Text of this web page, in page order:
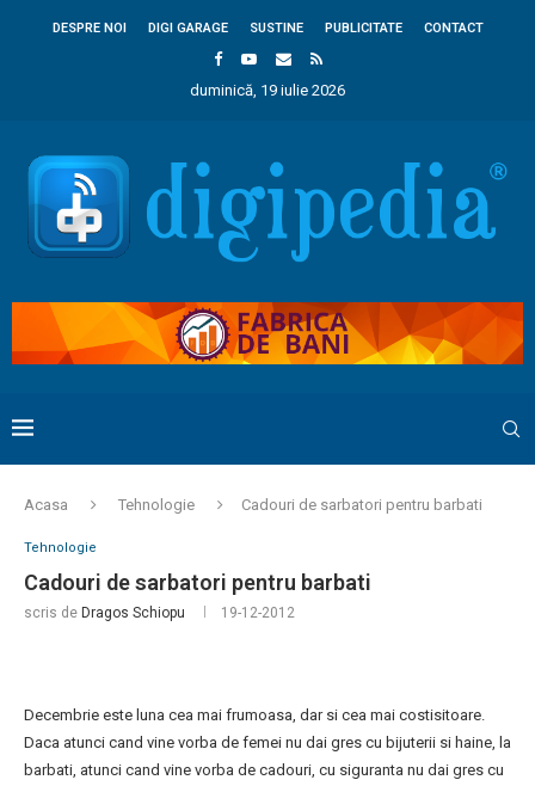
DESPRE NOI DIGI GARAGE SUSTINE PUBLICITATE CONTACT
duminică, 19 iulie 2026
Acasa Tehnologie Cadouri de sarbatori pentru barbati
Tehnologie
Cadouri de sarbatori pentru barbati
scris de Dragos Schiopu 19-12-2012
Decembrie este luna cea mai frumoasa, dar si cea mai costisitoare.
Daca atunci cand vine vorba de femei nu dai gres cu bijuterii si haine, la
barbati, atunci cand vine vorba de cadouri, cu siguranta nu dai gres cu